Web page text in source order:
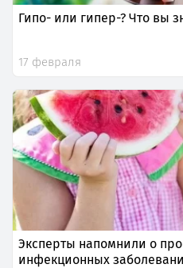
Гипо- или гипер-? Что вы
17 февраля
Эксперты напомнили о
инфекционных